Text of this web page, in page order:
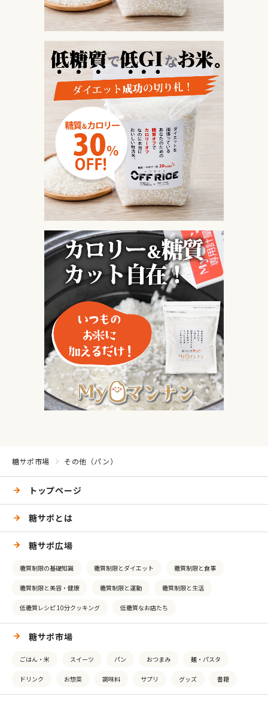
糖サポ市場 その他（パン）
トップページ
糖サポとは
糖サポ広場
糖質制限の基礎知識 糖質制限とダイエット 糖質制限と食事
糖質制限と美容・健康 糖質制限と運動 糖質制限と生活
低糖質レシピ 10分クッキング 低糖質なお店たち
糖サポ市場
ごはん・米 スイーツ パン おつまみ 麺・パスタ
ドリンク お惣菜 調味料 サプリ グッズ 書籍